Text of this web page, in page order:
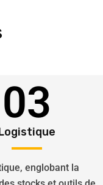
03
englobant la